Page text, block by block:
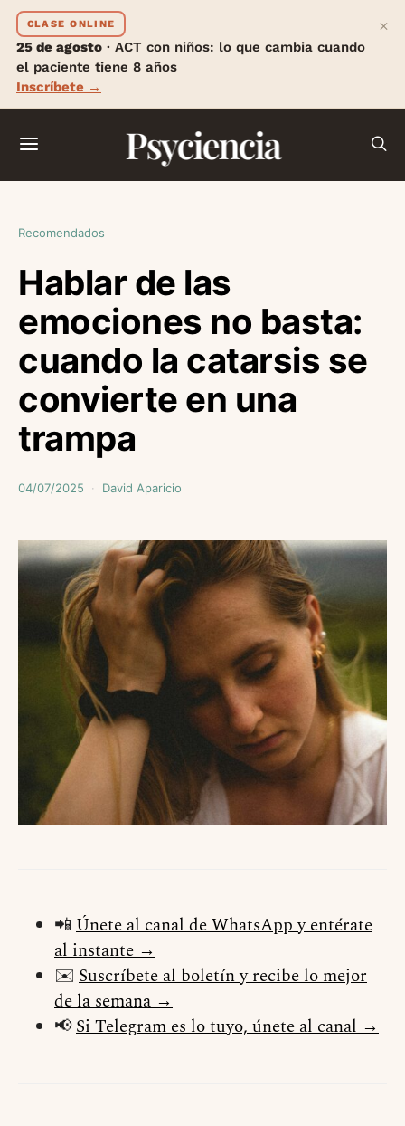
CLASE ONLINE
25 de agosto · ACT con niños: lo que cambia cuando
el paciente tiene 8 años
Inscríbete →
×
Psyciencia
Recomendados
Hablar de las
emociones no basta:
cuando la catarsis se
convierte en una
trampa
04/07/2025 David Aparicio
📲 Únete al canal de WhatsApp y entérate
al instante →
✉️ Suscríbete al boletín y recibe lo mejor
de la semana →
📢Si Telegram es lo tuyo, únete al canal →